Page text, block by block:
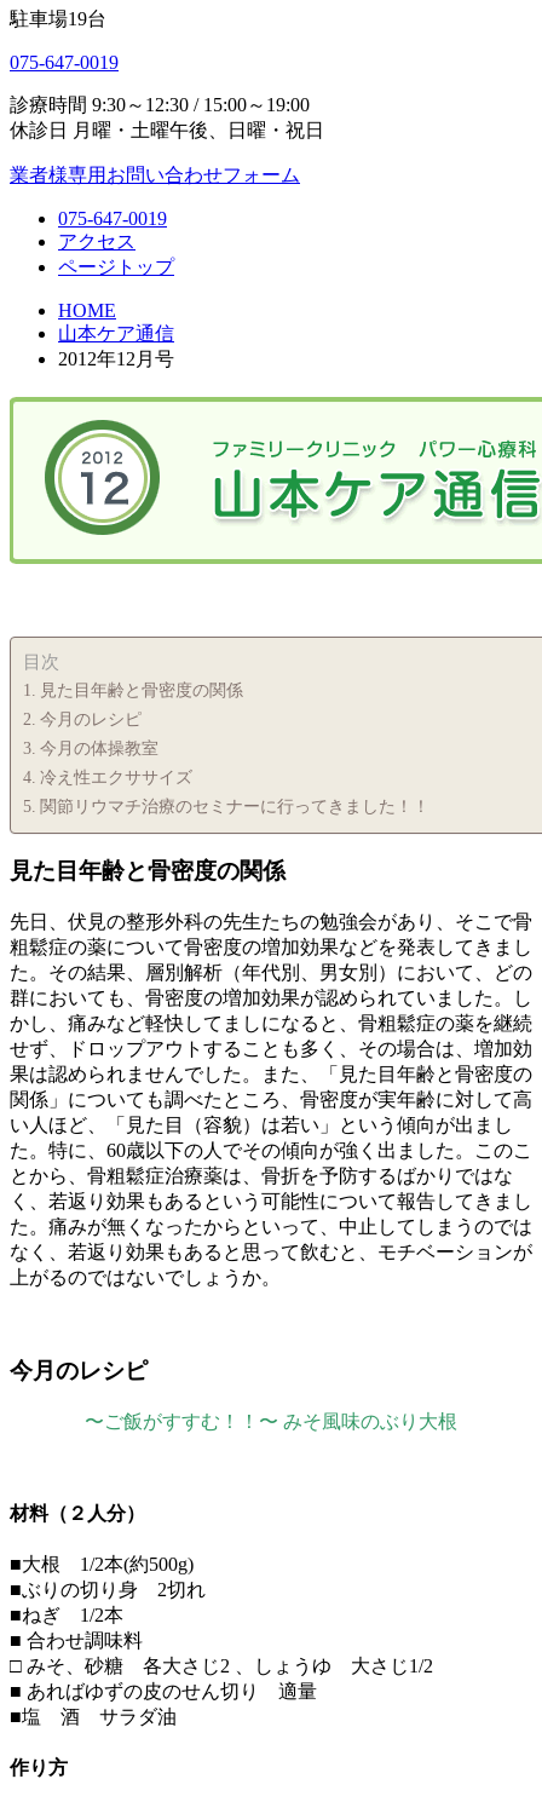
駐車場19台
075-647-0019
診療時間 9:30～12:30 / 15:00～19:00
休診日
月曜・土曜午後、日曜・祝日
業者様専用お問い合わせフォーム
075-647-0019
アクセス
ページトップ
HOME
山本ケア通信
2012年12月号
目次
見た目年齢と骨密度の関係
今月のレシピ
今月の体操教室
冷え性エクササイズ
関節リウマチ治療のセミナーに行ってきました！！
見た目年齢と骨密度の関係
先日、伏見の整形外科の先生たちの勉強会があり、そこで骨
粗鬆症の薬について骨密度の増加効果などを発表してきまし
た。その結果、層別解析（年代別、男女別）において、どの
群においても、骨密度の増加効果が認められていました。し
かし、痛みなど軽快してましになると、骨粗鬆症の薬を継続
せず、ドロップアウトすることも多く、その場合は、増加効
果は認められませんでした。また、「見た目年齢と骨密度の
関係」についても調べたところ、骨密度が実年齢に対して高
い人ほど、「見た目（容貌）は若い」という傾向が出まし
た。特に、60歳以下の人でその傾向が強く出ました。このこ
とから、骨粗鬆症治療薬は、骨折を予防するばかりではな
く、若返り効果もあるという可能性について報告してきまし
た。痛みが無くなったからといって、中止してしまうのでは
なく、若返り効果もあると思って飲むと、モチベーションが
上がるのではないでしょうか。
今月のレシピ
〜ご飯がすすむ！！〜 みそ風味のぶり大根
材料（２人分）
■大根 1/2本(約500g)
■ぶりの切り身 2切れ
■ねぎ 1/2本
■ 合わせ調味料
□ みそ、砂糖 各大さじ2 、しょうゆ 大さじ1/2
■ あればゆずの皮のせん切り 適量
■塩 酒 サラダ油
作り方